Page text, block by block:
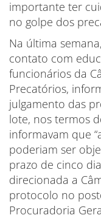
importante ter
no golpe dos
Na última
contato com
funcionários da
Precatórios,
julgamento das
lote, nos termos
informavam que
poderiam ser
prazo de cinco
direcionada a
protocolo no
Procuradoria